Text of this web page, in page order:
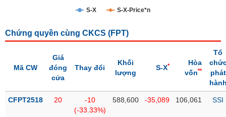
thái
cổ
Quy
thị
trường
S-X S-X-Price*n
Chứng quyền cùng CKCS (FPT)
Mã CW
Giá
đóng
cửa
Thay đổi
Khối
lượng
S-X*
Hòa
vốn**
Tổ
phát
CFPT2518 20
-10
(-33.33%)
588,600 -35,089 106,061 SSI
NGÀNH